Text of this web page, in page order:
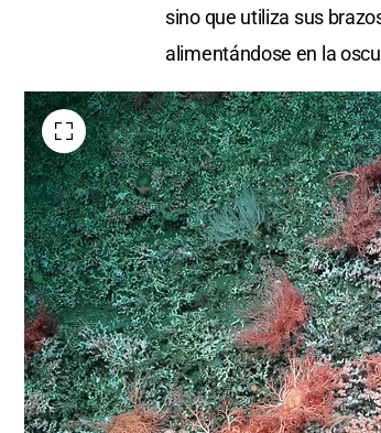
sino que utiliza sus
alimentándose en la